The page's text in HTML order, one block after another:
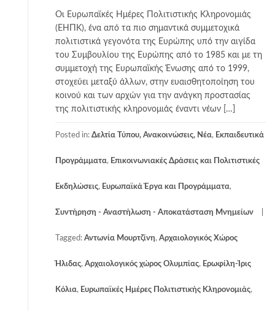
Οι Ευρωπαϊκές Ημέρες Πολιτιστικής Κληρονομιάς
(ΕΗΠΚ), ένα από τα πιο σημαντικά συμμετοχικά
πολιτιστικά γεγονότα της Ευρώπης υπό την αιγίδα
του Συμβουλίου της Ευρώπης από το 1985 και με τη
συμμετοχή της Ευρωπαϊκής Ένωσης από το 1999,
στοχεύει μεταξύ άλλων, στην ευαισθητοποίηση του
κοινού και των αρχών για την ανάγκη προστασίας
της πολιτιστικής κληρονομιάς έναντι νέων […]
Posted in: Δελτία Τύπου, Ανακοινώσεις, Νέα, Εκπαιδευτικά
Προγράμματα, Επικοινωνιακές Δράσεις και Πολιτιστικές
Εκδηλώσεις, Ευρωπαϊκά Έργα και Προγράμματα,
Συντήρηση - Αναστήλωση - Αποκατάσταση Μνημείων
Tagged: Αντωνία Μουρτζίνη, Αρχαιολογικός Χώρος
Ήλιδας, Αρχαιολογικός χώρος Ολυμπίας, Ερωφίλη-Ίρις
Κόλια, Ευρωπαϊκές Ημέρες Πολιτιστικής Κληρονομιάς,